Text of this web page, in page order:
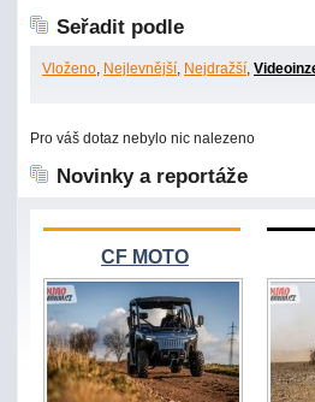
Seřadit podle
Vloženo, Nejlevnější, Nejdražší,
Pro váš dotaz nebylo nic nalezeno
Novinky a reportáže
CF MOTO